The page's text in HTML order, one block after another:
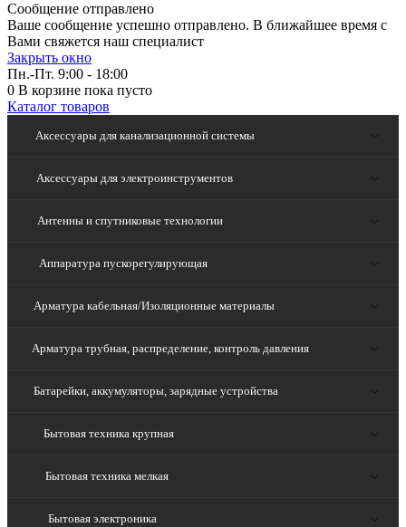
Сообщение отправлено
Ваше сообщение успешно отправлено. В ближайшее время с
Вами свяжется наш специалист
Закрыть окно
Пн.-Пт. 9:00 - 18:00
0 В корзине пока пусто
Каталог товаров
Аксессуары для канализационной системы
Аксессуары для электроинструментов
Антенны и спутниковые технологии
Аппаратура пускорегулирующая
Арматура кабельная/Изоляционные материалы
Арматура трубная, распределение, контроль давления
Батарейки, аккумуляторы, зарядные устройства
Бытовая техника крупная
Бытовая техника мелкая
Бытовая электроника